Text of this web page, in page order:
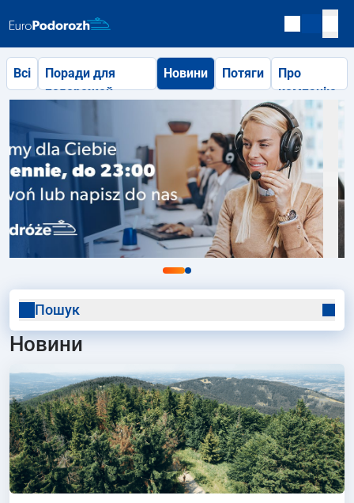
Всі
Поради для
подорожей
Новини Потяги
Про
компанію
Новини
Пошук